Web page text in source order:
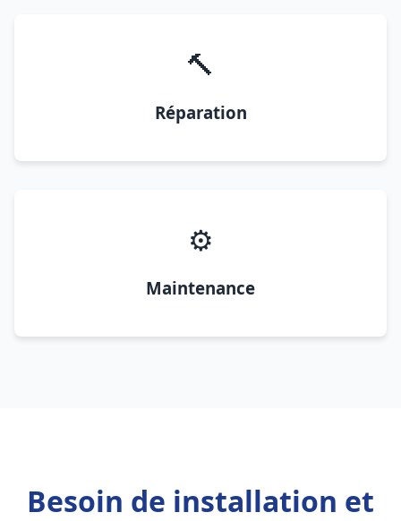
🔨
Réparation
⚙️
Maintenance
Besoin de installation et